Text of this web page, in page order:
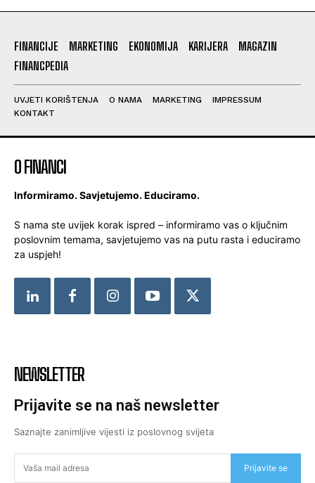
FINANCIJE MARKETING EKONOMIJA KARIJERA
MAGAZIN
FINANCPEDIA
UVJETI KORIŠTENJA O NAMA MARKETING
IMPRESSUM
KONTAKT
O FINANCI
Informiramo. Savjetujemo. Educiramo.
S nama ste uvijek korak ispred – informiramo vas o ključnim
poslovnim temama, savjetujemo vas na putu rasta i educiramo
za uspjeh!
NEWSLETTER
Prijavite se na naš newsletter
Saznajte zanimljive vijesti iz poslovnog svijeta
Prijavite se